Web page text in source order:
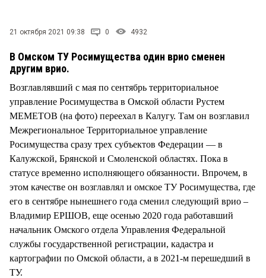
21 октября 2021 09:38 0 4932
В Омском ТУ Росимущества один врио сменен
другим врио.
Возглавлявший с мая по сентябрь территориальное
управление Росимущества в Омской области Рустем
МЕМЕТОВ (на фото) переехал в Калугу. Там он возглавил
Межрегиональное Территориальное управление
Росимущества сразу трех субъектов Федерации — в
Калужской, Брянской и Смоленской областях. Пока в
статусе временно исполняющего обязанности. Впрочем, в
этом качестве он возглавлял и омское ТУ Росимущества, где
его в сентябре нынешнего года сменил следующий врио –
Владимир ЕРШОВ, еще осенью 2020 года работавший
начальник Омского отдела Управления Федеральной
службы государственной регистрации, кадастра и
картографии по Омской области, а в 2021-м перешедший в
ТУ.